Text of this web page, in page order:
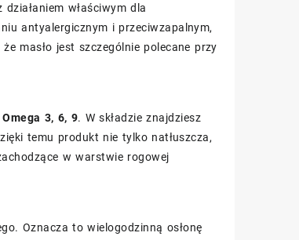
właściwym dla
antyalergicznym i przeciwzapalnym,
masło jest szczególnie polecane przy
Omega 3, 6, 9. W składzie znajdziesz
temu produkt nie tylko natłuszcza,
w warstwie rogowej
Oznacza to wielogodzinną osłonę